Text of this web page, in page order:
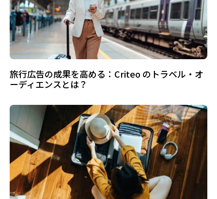
旅行広告の成果を高める：Criteo のトラベル・オ
ーディエンスとは？